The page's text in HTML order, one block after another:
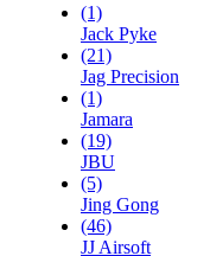
(1)
Jack Pyke
(21)
Jag Precision
(1)
Jamara
(19)
JBU
(5)
Jing Gong
(46)
JJ Airsoft